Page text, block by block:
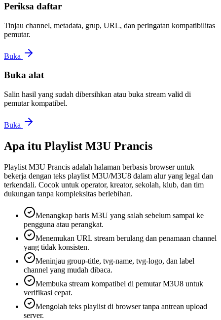
Periksa daftar
Tinjau channel, metadata, grup, URL, dan peringatan kompatibilitas
pemutar.
Buka
Buka alat
Salin hasil yang sudah dibersihkan atau buka stream valid di
pemutar kompatibel.
Buka
Apa itu Playlist M3U Prancis
Playlist M3U Prancis adalah halaman berbasis browser untuk
bekerja dengan teks playlist M3U/M3U8 dalam alur yang legal dan
terkendali. Cocok untuk operator, kreator, sekolah, klub, dan tim
dukungan tanpa kompleksitas berlebihan.
Menangkap baris M3U yang salah sebelum sampai ke
pengguna atau perangkat.
Menemukan URL stream berulang dan penamaan channel
yang tidak konsisten.
Meninjau group-title, tvg-name, tvg-logo, dan label
channel yang mudah dibaca.
Membuka stream kompatibel di pemutar M3U8 untuk
verifikasi cepat.
Mengolah teks playlist di browser tanpa antrean upload
server.